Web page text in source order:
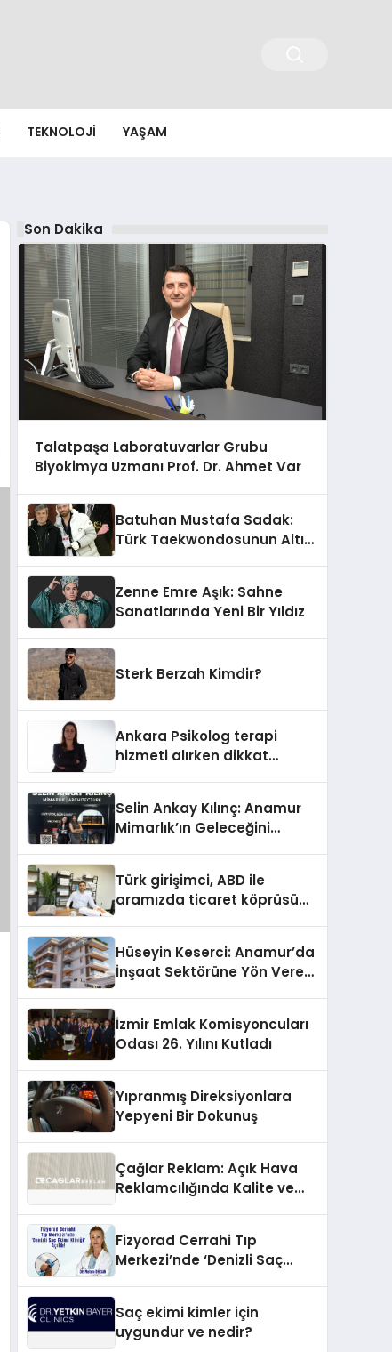
TEKNOLOJI YAŞAM
Son Dakika
Talatpaşa Laboratuvarlar Grubu
Biyokimya Uzmanı Prof. Dr. Ahmet Var
Batuhan Mustafa Sadak:
Türk Taekwondosunun Altın
Zenne Emre Aşık: Sahne
Sanatlarında Yeni Bir Yıldız
Sterk Berzah Kimdir?
Ankara Psikolog terapi
hizmeti alırken dikkat
Selin Ankay Kılınç: Anamur
Mimarlık’ın Geleceğini
Türk girişimci, ABD ile
aramızda ticaret köprüsü
Hüseyin Keserci: Anamur’da
İnşaat Sektörüne Yön Veren
İzmir Emlak Komisyoncuları
Odası 26. Yılını Kutladı
Yıpranmış Direksiyonlara
Yepyeni Bir Dokunuş
Çağlar Reklam: Açık Hava
Reklamcılığında Kalite ve
Fizyorad Cerrahi Tıp
Merkezi’nde ‘Denizli Saç
Saç ekimi kimler için
uygundur ve nedir?